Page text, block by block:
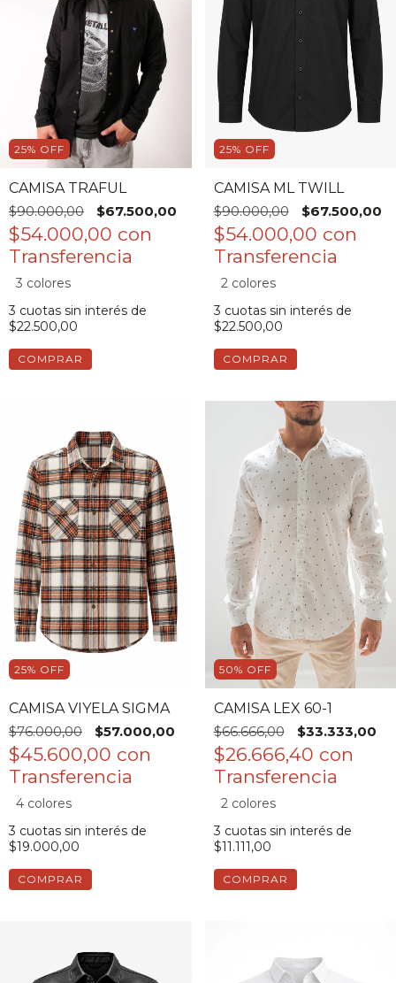
25% OFF
CAMISA TRAFUL
$90.000,00
$67.500,00
$54.000,00 con
3 colores
3 cuotas sin interés de
$22.500,00
COMPRAR
25% OFF
CAMISA ML TWILL
$90.000,00
$67.500,00
$54.000,00 con
2 colores
3 cuotas sin interés de
$22.500,00
COMPRAR
25% OFF
CAMISA VIYELA SIGMA
$76.000,00
$57.000,00
$45.600,00 con
4 colores
3 cuotas sin interés de
$19.000,00
COMPRAR
50% OFF
CAMISA LEX 60-1
$66.666,00
$33.333,00
$26.666,40 con
2 colores
3 cuotas sin interés de
$11.111,00
COMPRAR